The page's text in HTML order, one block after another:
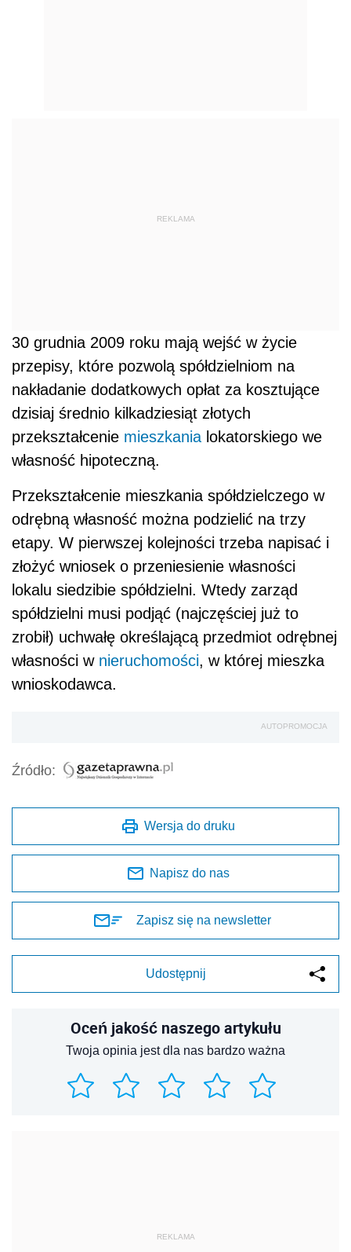
REKLAMA
30 grudnia 2009 roku mają wejść w życie
przepisy, które pozwolą spółdzielniom na
nakładanie dodatkowych opłat za kosztujące
dzisiaj średnio kilkadziesiąt złotych
przekształcenie mieszkania lokatorskiego we
własność hipoteczną.
Przekształcenie mieszkania spółdzielczego w
odrębną własność można podzielić na trzy
etapy. W pierwszej kolejności trzeba napisać i
złożyć wniosek o przeniesienie własności
lokalu siedzibie spółdzielni. Wtedy zarząd
spółdzielni musi podjąć (najczęściej już to
zrobił) uchwałę określającą przedmiot odrębnej
własności w nieruchomości, w której mieszka
wnioskodawca.
AUTOPROMOCJA
Źródło:
Wersja do druku
Napisz do nas
Zapisz się na newsletter
Udostępnij
Oceń jakość naszego artykułu
Twoja opinia jest dla nas bardzo ważna
REKLAMA